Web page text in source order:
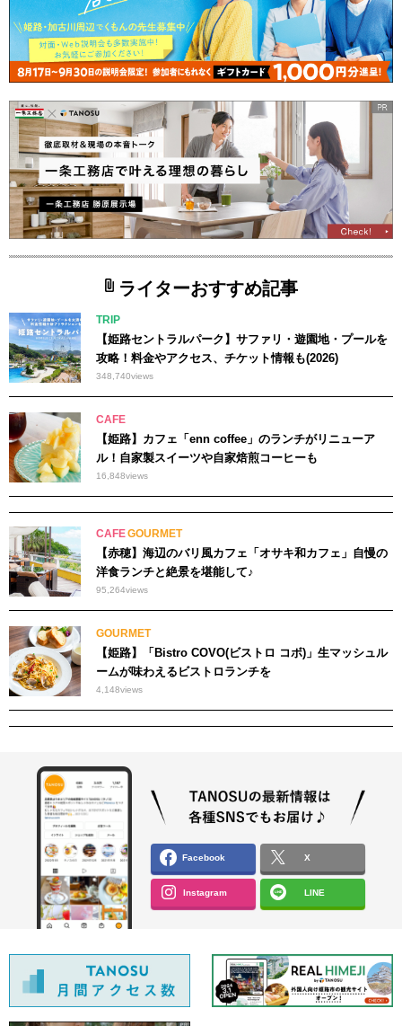
ライターおすすめ記事
TRIP
【姫路セントラルパーク】サファリ・遊園地・プールを
攻略！料金やアクセス、チケット情報も(2026)
348,740views
CAFE
【姫路】カフェ「enn coffee」のランチがリニューア
ル！自家製スイーツや自家焙煎コーヒーも
16,848views
CAFEGOURMET
【赤穂】海辺のバリ風カフェ「オサキ和カフェ」自慢の
洋食ランチと絶景を堪能して♪
95,264views
GOURMET
【姫路】「Bistro COVO(ビストロ コボ)」生マッシュル
ームが味わえるビストロランチを
4,148views
Facebook X
Instagram LINE